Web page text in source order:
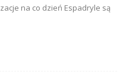
na co dzień Espadryle są